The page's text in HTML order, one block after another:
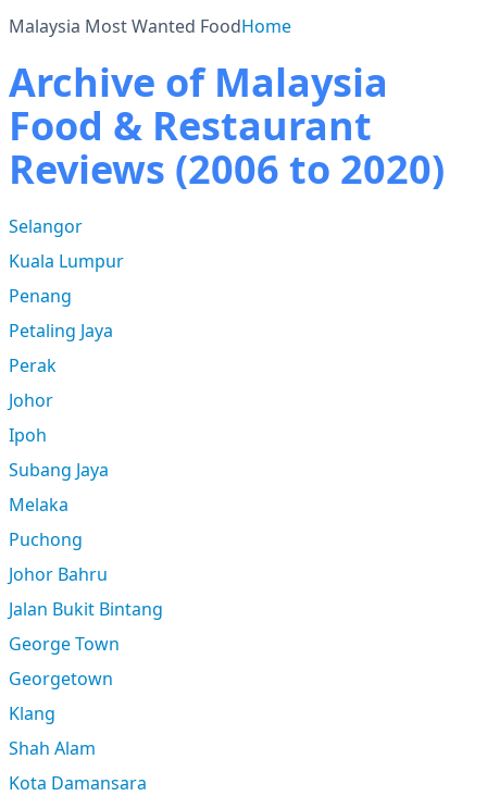
Malaysia Most Wanted FoodHome
Archive of Malaysia
Food & Restaurant
Reviews (2006 to 2020)
Selangor
Kuala Lumpur
Penang
Petaling Jaya
Perak
Johor
Ipoh
Subang Jaya
Melaka
Puchong
Johor Bahru
Jalan Bukit Bintang
George Town
Georgetown
Klang
Shah Alam
Kota Damansara